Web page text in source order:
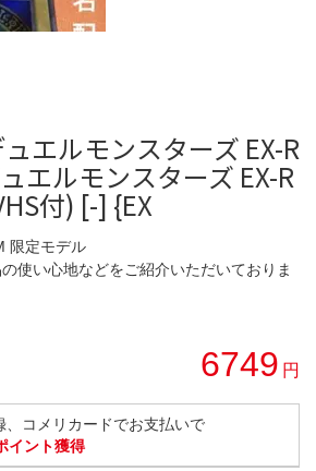
エルモンスターズ EX-R
エルモンスターズ EX-R
付) [-] {EX
限定モデル
使い心地などをご紹介いただいておりま
6749 円
、コメリカードでお支払いで
イント獲得